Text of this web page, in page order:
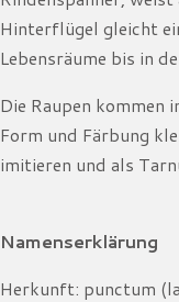
Hinterflügel gleicht
Lebensräume bis in
Die Raupen kommen
Form und Färbung
imitieren und als
Namenserklärung
Herkunft: punctum